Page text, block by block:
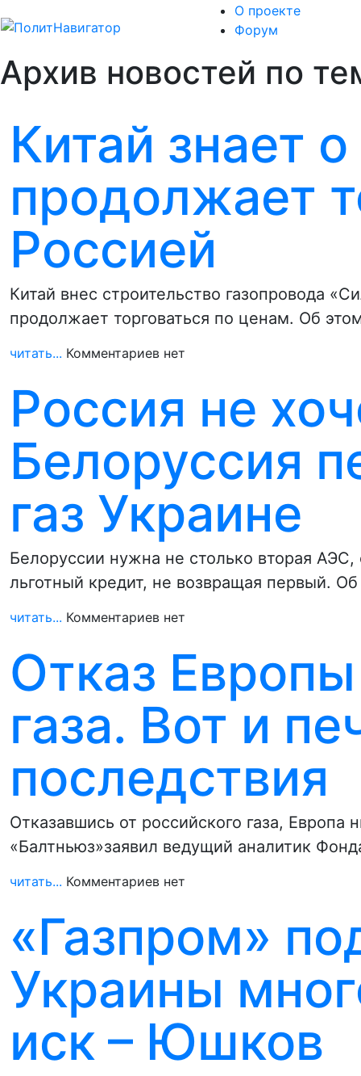
О проекте
Форум
Архив новостей по
Китай знает
продолжает
Россией
Китай внес строительство газопровода
продолжает торговаться по ценам. Об
читать... Комментариев нет
Россия не
Белоруссия
газ Украине
Белоруссии нужна не столько вторая
льготный кредит, не возвращая первый.
читать... Комментариев нет
Отказ
газа. Вот и
последствия
Отказавшись от российского газа,
«Балтньюз»заявил ведущий аналитик
читать... Комментариев нет
«Газпром»
Украины
иск – Юшков